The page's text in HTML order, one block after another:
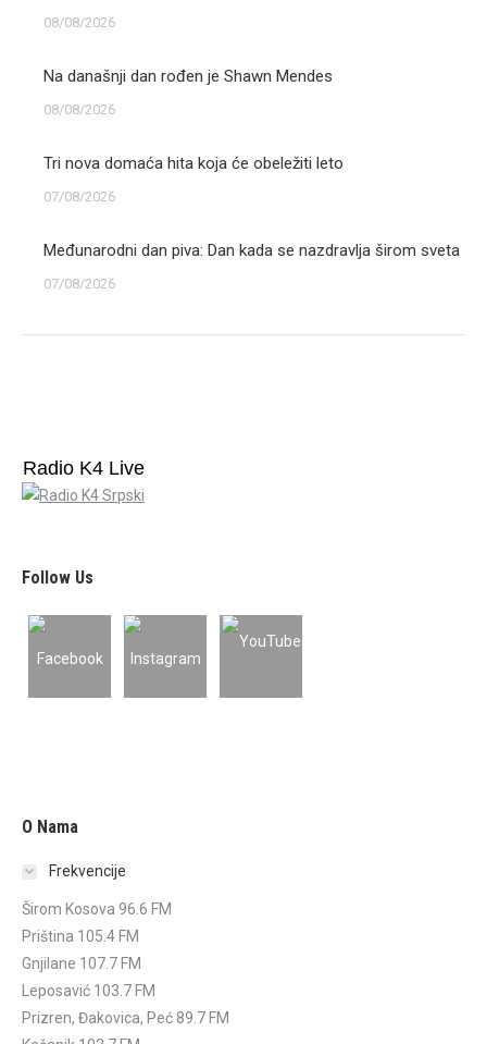
08/08/2026
Na današnji dan rođen je Shawn Mendes
08/08/2026
Tri nova domaća hita koja će obeležiti leto
07/08/2026
Međunarodni dan piva: Dan kada se nazdravlja širom sveta
07/08/2026
Radio K4 Live
Follow Us
O Nama
Frekvencije
Širom Kosova 96.6 FM
Priština 105.4 FM
Gnjilane 107.7 FM
Leposavić 103.7 FM
Prizren, Đakovica, Peć 89.7 FM